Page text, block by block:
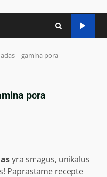
– gamina pora
pora
yra smagus, unikalus
Paprastame recepte